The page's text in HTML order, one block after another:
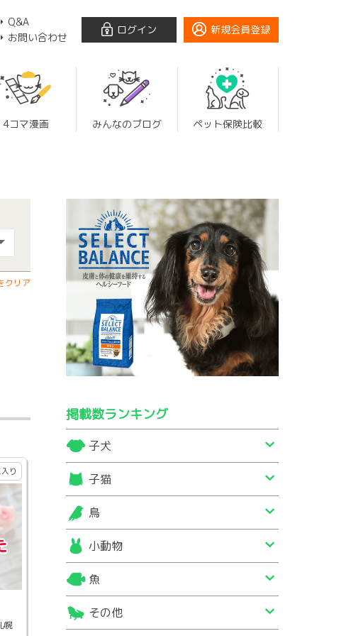
Q&A
お問い合わせ
ログイン 新規会員登録
4コマ漫画 みんなのブログ ペット保険比較
クリア
り
幌
掲載数ランキング
子犬
子猫
鳥
小動物
魚
その他